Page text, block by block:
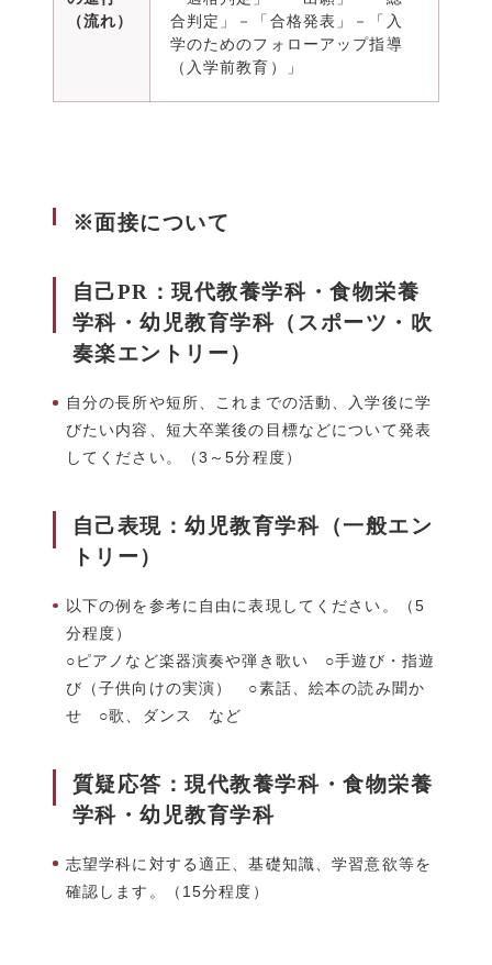
（流れ）
合判定」－「合格発表」－「入
学のためのフォローアップ指導
（入学前教育）」
※面接について
自己PR：現代教養学科・食物栄養
学科・幼児教育学科（スポーツ・吹
奏楽エントリー）
自分の長所や短所、これまでの活動、入学後に学
びたい内容、短大卒業後の目標などについて発表
してください。（3～5分程度）
自己表現：幼児教育学科（一般エン
トリー）
以下の例を参考に自由に表現してください。（5
分程度）
○ピアノなど楽器演奏や弾き歌い ○手遊び・指遊
び（子供向けの実演） ○素話、絵本の読み聞か
せ ○歌、ダンス など
質疑応答：現代教養学科・食物栄養
学科・幼児教育学科
志望学科に対する適正、基礎知識、学習意欲等を
確認します。（15分程度）